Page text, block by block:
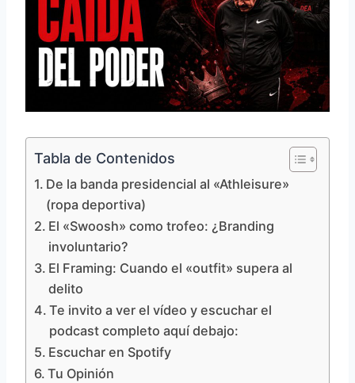
Tabla de Contenidos
De la banda presidencial al «Athleisure»
(ropa deportiva)
El «Swoosh» como trofeo: ¿Branding
involuntario?
El Framing: Cuando el «outfit» supera al
delito
Te invito a ver el vídeo y escuchar el
podcast completo aquí debajo:
Escuchar en Spotify
Tu Opinión